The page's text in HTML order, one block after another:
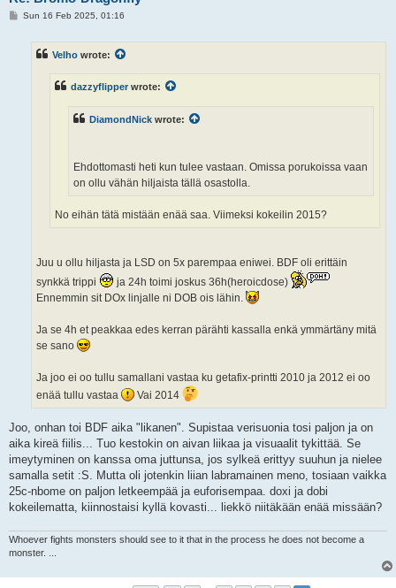
PSun 16 Feb 2025, 01:16
Velho wrote:
dazzyflipperwrote:
DiamondNick wrote:
Ehdottomasti heti kun tulee vastaan. Omissa porukoissa vaan
on ollu vähän hiljaista tällä osastolla.
No eihän tätä mistään enää saa. Viimeksi kokeilin 2015?
Juu u ollu hiljasta ja LSD on 5x parempaa eniwei. BDF oli erittäin
synkkä trippi
ja 24h toimi joskus 36h(heroicdose)
Ennemmin sit DOx linjalle ni DOB ois lähin.
Ja se 4h et peakkaa edes kerran pärähti kassalla enkä ymmärtäny mitä
se sano
Ja joo ei oo tullu samallani vastaa ku getafix-printti 2010 ja 2012 ei oo
enää tullu vastaa
Vai 2014
Joo, onhan toi BDF aika "likanen". Supistaa verisuonia tosi paljon ja on
aika kireä fiilis... Tuo kestokin on aivan liikaa ja visuaalit tykittää. Se
imeytyminen on kanssa oma juttunsa, jos sylkeä erittyy suuhun ja nielee
samalla setit :S. Mutta oli jotenkin liian labramainen meno, tosiaan vaikka
25c-nbome on paljon letkeempää ja euforisempaa. doxi ja dobi
kokeilematta, kiinnostaisi kyllä kovasti... liekkö niitäkään enää missään?
Whoever fights monsters should see to it that in the process he does not become a
monster. ...